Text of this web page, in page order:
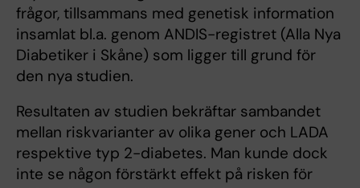
frågor, tillsammans med genetisk information
insamlat bl.a. genom ANDIS-registret (Alla Nya
Diabetiker i Skåne) som ligger till grund för
den nya studien.
Resultaten av studien bekräftar sambandet
mellan riskvarianter av olika gener och LADA
respektive typ 2-diabetes. Man kunde dock
inte se någon förstärkt effekt på risken för